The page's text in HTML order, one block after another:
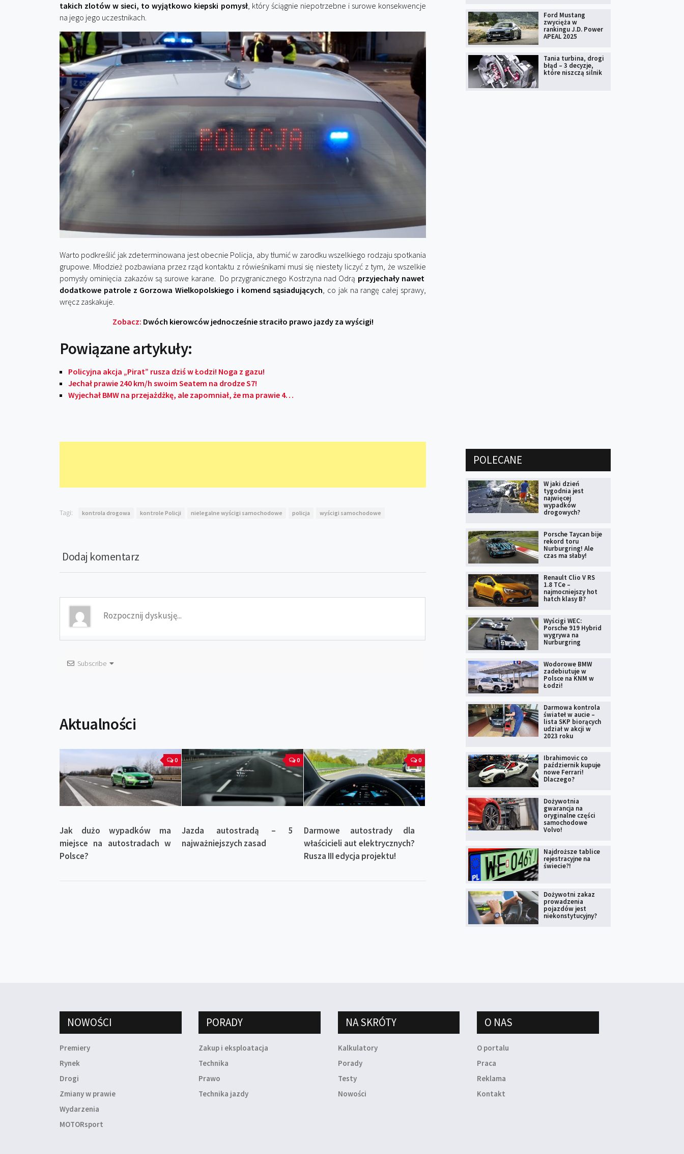
takich zlotów w sieci, to wyjątkowo kiepski pomysł, który ściągnie niepotrzebne i surowe konsekwencje
na jego jego uczestnikach.
Warto podkreślić jak zdeterminowana jest obecnie Policja, aby tłumić w zarodku wszelkiego rodzaju spotkania
grupowe. Młodzież pozbawiana przez rząd kontaktu z rówieśnikami musi się niestety liczyć z tym, że wszelkie
pomysły ominięcia zakazów są surowe karane. Do przygranicznego Kostrzyna nad Odrą przyjechały nawet
dodatkowe patrole z Gorzowa Wielkopolskiego i komend sąsiadujących, co jak na rangę całej sprawy,
wręcz zaskakuje.
Zobacz: Dwóch kierowców jednocześnie straciło prawo jazdy za wyścigi!
Powiązane artykuły:
Policyjna akcja „Pirat” rusza dziś w Łodzi! Noga z gazu!
Jechał prawie 240 km/h swoim Seatem na drodze S7!
Wyjechał BMW na przejażdżkę, ale zapomniał, że ma prawie 4…
Tagi: kontrola drogowa kontrole Policji nielegalne wyścigi samochodowe policja wyścigi samochodowe
Dodaj komentarz
Subscribe
Aktualności
0
Jak dużo wypadków ma
miejsce na autostradach w
Polsce?
0
Jazda autostradą – 5
najważniejszych zasad
0
Darmowe autostrady dla
właścicieli aut elektrycznych?
Rusza III edycja projektu!
Ford Mustang
zwycięża w
rankingu J.D. Power
APEAL 2025
Tania turbina, drogi
błąd – 3 decyzje,
które niszczą silnik
POLECANE
W jaki dzień
tygodnia jest
najwięcej
wypadków
drogowych?
Porsche Taycan bije
rekord toru
Nurburgring! Ale
czas ma słaby!
Renault Clio V RS
1.8 TCe –
najmocniejszy hot
hatch klasy B?
Wyścigi WEC:
Porsche 919 Hybrid
wygrywa na
Nurburgring
Wodorowe BMW
zadebiutuje w
Polsce na KNM w
Łodzi!
Darmowa kontrola
świateł w aucie –
lista SKP biorących
udział w akcji w
2023 roku
Ibrahimovic co
październik kupuje
nowe Ferrari!
Dlaczego?
Dożywotnia
gwarancja na
oryginalne części
samochodowe
Volvo!
Najdroższe tablice
rejestracyjne na
świecie?!
Dożywotni zakaz
prowadzenia
pojazdów jest
niekonstytucyjny?
NOWOŚCI
Premiery
Rynek
Drogi
Zmiany w prawie
Wydarzenia
MOTORsport
PORADY
Zakup i eksploatacja
Technika
Prawo
Technika jazdy
NA SKRÓTY
Kalkulatory
Porady
Testy
Nowości
O NAS
O portalu
Praca
Reklama
Kontakt